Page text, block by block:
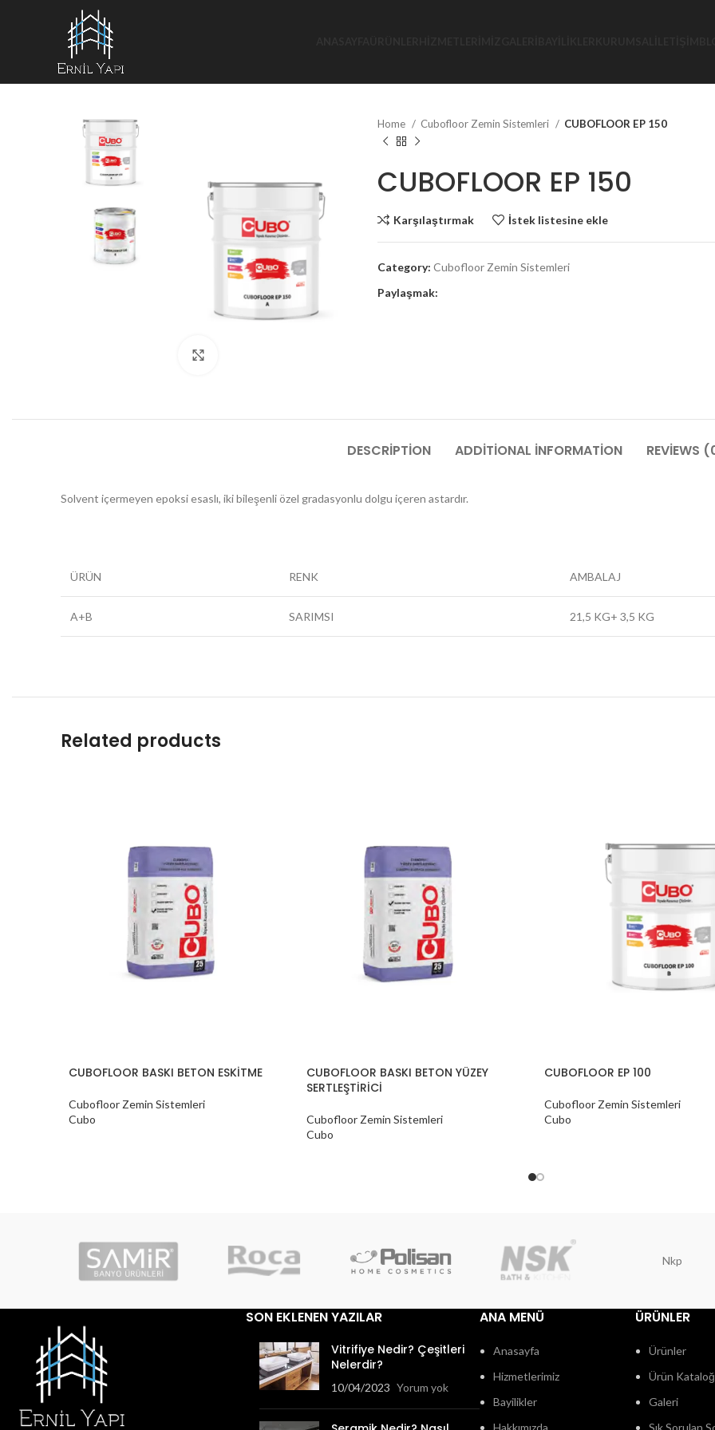
Home Cubofloor Zemin Sistemleri CUBOFLOOR EP 150
CUBOFLOOR EP 150
Karşılaştırmak İstek listesine ekle
Category: Cubofloor Zemin Sistemleri
Paylaşmak:
DESCRIPTION ADDITIONAL INFORMATION REVIEWS
Solvent içermeyen epoksi esaslı, iki bileşenli özel gradasyonlu dolgu içeren astardır.
ÜRÜN RENK AMBALAJ
A+B SARIMSI 21,5 KG+ 3,5 KG
Related products
CUBOFLOOR BASKI BETON ESKİTME
Cubofloor Zemin Sistemleri
Cubo
CUBOFLOOR BASKI BETON YÜZEY
SERTLEŞTİRİCİ
Cubofloor Zemin Sistemleri
Cubo
CUBOFLOOR EP 100
Cubofloor Zemin Sistemleri
Cubo
Nkp
SON EKLENEN YAZILAR
Vitrifiye Nedir? Çeşitleri
Nelerdir?
10/04/2023 Yorum yok
ANA MENÜ
Anasayfa
Hizmetlerimiz
Bayilikler
Hakkımızda
ÜRÜNLER
Ürünler
Ürün
Galeri
Sık Sorulan